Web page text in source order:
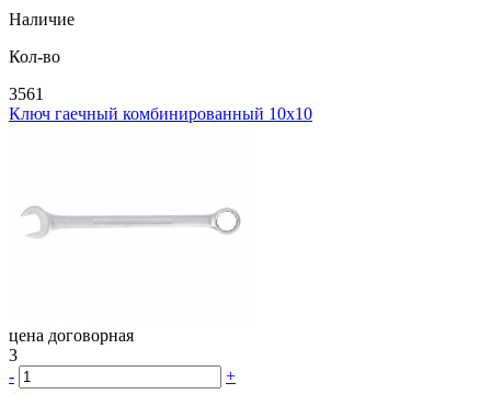
Наличие
Кол-во
3561
Ключ гаечный комбинированный 10х10
цена договорная
3
-
+